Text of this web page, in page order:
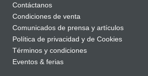
Contáctanos
Condiciones de venta
Comunicados de prensa y artículos
Política de privacidad y de Cookies
Términos y condiciones
Eventos & ferias